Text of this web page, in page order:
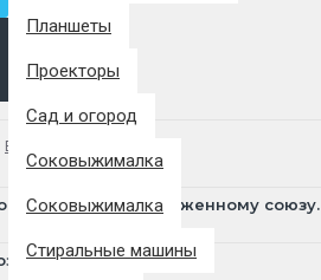
Планшеты
Проекторы
Сад и огород
Соковыжималка
Соковыжималка
Стиральные машины
В сравнение
по всему Таможенному союзу.
и обмена брака.